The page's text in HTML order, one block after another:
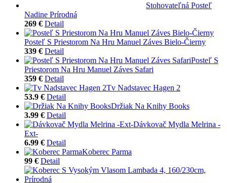
Stohovateľná Posteľ
Nadine Prírodná
269 € Detail
Posteľ S Priestorom Na Hru Manuel Záves Bielo-Čierny
339 € Detail
Posteľ S
Priestorom Na Hru Manuel Záves Safari
359 € Detail
Tv Nadstavec Hagen 2
53.9 € Detail
Držiak Na Knihy Books
3.99 € Detail
Dávkovač Mydla Melrina -
Ext-
6.99 € Detail
Koberec Parma
99 € Detail